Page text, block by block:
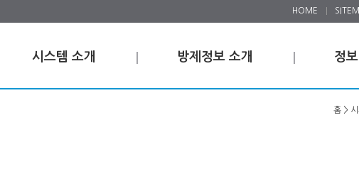
HOME
시스템 소개 방제정보 소개 정
홈 >